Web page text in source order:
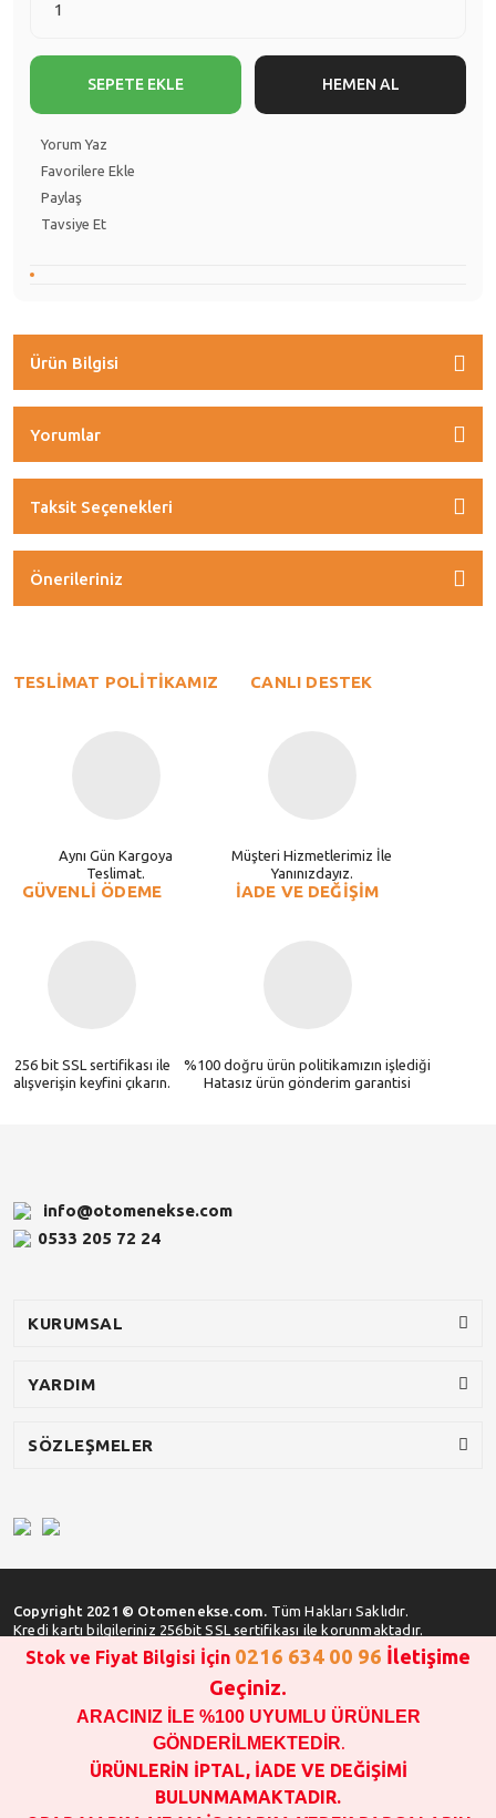
SEPETE EKLE HEMEN AL
Yorum Yaz
Paylaş
Tavsiye Et
Ürün Bilgisi
Yorumlar
Taksit Seçenekleri
Önerileriniz
TESLİMAT POLİTİKAMIZ
Aynı Gün Kargoya
Teslimat.
CANLI DESTEK
Müşteri Hizmetlerimiz İle
Yanınızdayız.
GÜVENLİ ÖDEME
256 bit SSL sertifikası ile
alışverişin keyfini çıkarın.
İADE VE DEĞİŞİM
%100 doğru ürün politikamızın işlediği
Hatasız ürün gönderim garantisi
info@otomenekse.com
0533 205 72 24
KURUMSAL
YARDIM
SÖZLEŞMELER
Copyright 2021 © Otomenekse.com. Tüm Hakları Saklıdır.
Kredi kartı bilgileriniz 256bit SSL sertifikası ile korunmaktadır.
SATIN ALMA İŞLEMİ YAPMADAN ÖNCE
STOK VE FİYAT BİLGİSİ ALINIZ !!!
1000 TL VE ÜSTÜ SİPARİŞ VERİLEBİLİR!!!
OPAR MARKA VE MAİS MARKA YEDEK PARÇALARIN
GARANTİSİ YOKTUR!!!!!!!!!!!
Stok ve Fiyat Bilgisi İçin 0216 634 00 96 İletişime
Geçiniz.
ARACINIZ İLE %100 UYUMLU ÜRÜNLER
GÖNDERİLMEKTEDİR.
ÜRÜNLERİN İPTAL, İADE VE DEĞİŞİMİ
BULUNMAMAKTADIR.